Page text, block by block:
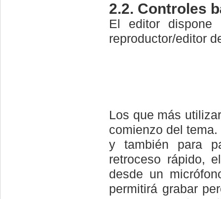
2.2. Controles
El editor dispone
reproductor/editor
Los que más
comienzo del
y también para
retroceso rápido,
desde un
permitirá grabar